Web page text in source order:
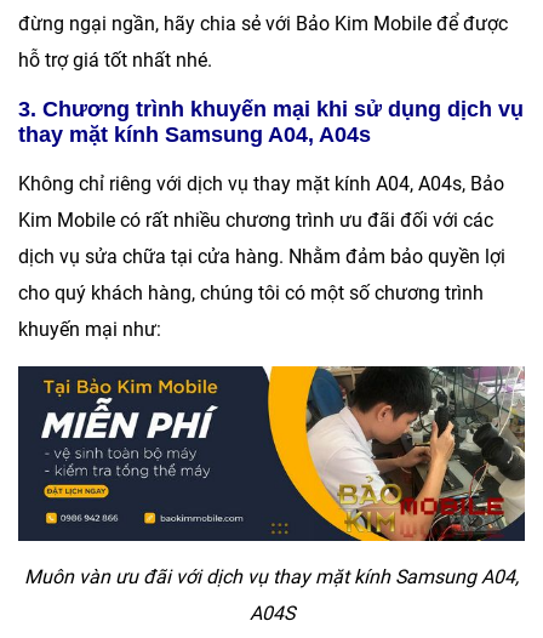
đừng ngại ngần, hãy chia sẻ với Bảo Kim Mobile để được
hỗ trợ giá tốt nhất nhé.
3. Chương trình khuyến mại khi sử dụng dịch vụ
thay mặt kính Samsung A04, A04s
Không chỉ riêng với dịch vụ thay mặt kính A04, A04s, Bảo
Kim Mobile có rất nhiều chương trình ưu đãi đối với các
dịch vụ sửa chữa tại cửa hàng. Nhằm đảm bảo quyền lợi
cho quý khách hàng, chúng tôi có một số chương trình
khuyến mại như:
Muôn vàn ưu đãi với dịch vụ thay mặt kính Samsung A04,
A04S